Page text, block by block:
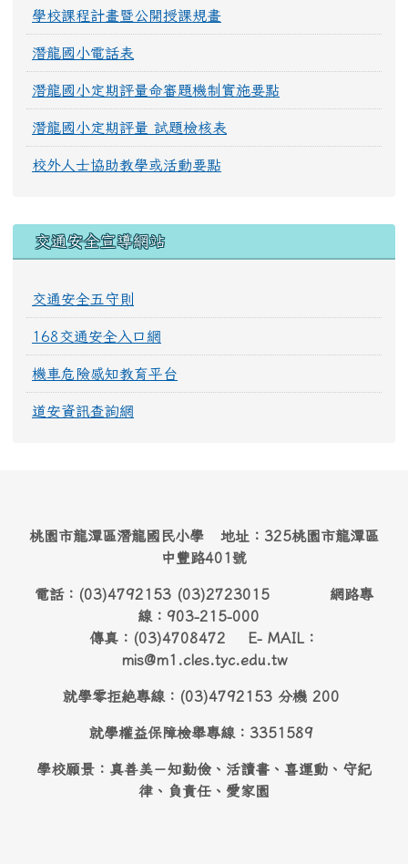
學校課程計畫暨公開授課規畫
潛龍國小電話表
潛龍國小定期評量命審題機制實施要點
潛龍國小定期評量 試題檢核表
校外人士協助教學或活動要點
交通安全宣導網站
交通安全五守則
168交通安全入口網
機車危險感知教育平台
道安資訊查詢網
桃園市龍潭區潛龍國民小學 地址：325桃園市龍潭區
中豐路401號
電話：(03)4792153 (03)2723015 網路專
線：903-215-000
傳真：(03)4708472 E- MAIL：
mis@m1.cles.tyc.edu.tw
就學零拒絶專線：(03)4792153 分機 200
就學權益保障檢舉專線：3351589
學校願景：真善美－知勤儉、活讀書、喜運動、守紀
律、負責任、愛家園